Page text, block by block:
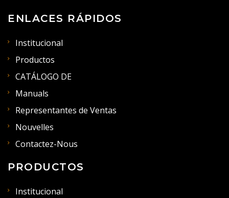
ENLACES RÁPIDOS
Institucional
Productos
CATÁLOGO DE
Manuals
Representantes de Ventas
Nouvelles
Contactez-Nous
PRODUCTOS
Institucional